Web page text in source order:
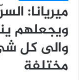
ميريانا:
ويجعلهم
والى كل
مختلفة